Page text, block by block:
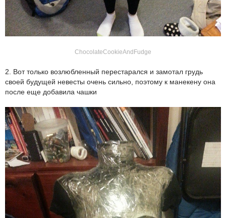
ChocolateCookieAndFudge
2. Вот только возлюбленный перестарался и замотал грудь
своей будущей невесты очень сильно, поэтому к манекену она
после еще добавила чашки